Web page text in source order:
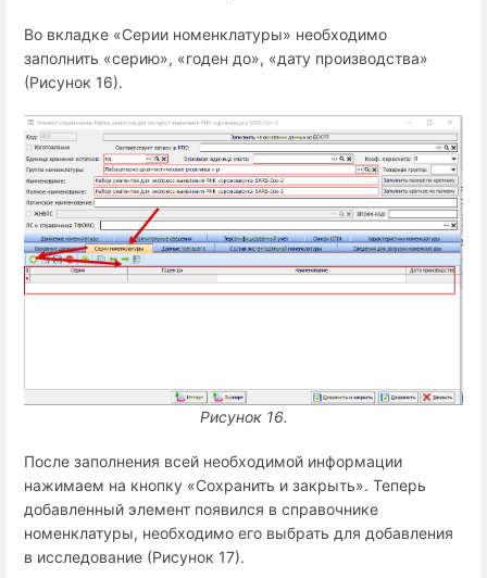
Во вкладке «Серии номенклатуры» необходимо
заполнить «серию», «годен до», «дату производства»
(Рисунок 16).
Рисунок 16.
После заполнения всей необходимой информации
нажимаем на кнопку «Сохранить и закрыть». Теперь
добавленный элемент появился в справочнике
номенклатуры, необходимо его выбрать для добавления
в исследование (Рисунок 17).